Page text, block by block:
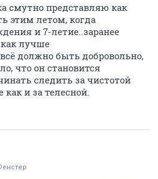
смутно представляю как
этим летом, когда
и 7-летие..заранее
лучше
должно быть добровольно,
что он становится
следить за чистотой
и за телесной.